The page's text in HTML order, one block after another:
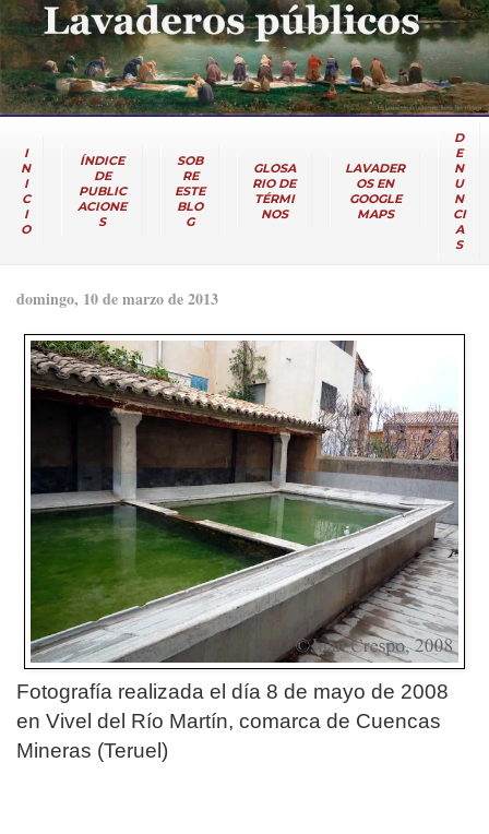
I
N
I
C
I
O
ÍNDICE
DE
PUBLIC
ACIONE
S
SOB
RE
ESTE
BLO
G
GLOSA
RIO DE
TÉRMI
NOS
LAVADER
OS EN
GOOGLE
MAPS
D
E
N
U
N
CI
A
S
domingo, 10 de marzo de 2013
Fotografía realizada el día 8 de mayo de 2008
en Vivel del Río Martín, comarca de Cuencas
Mineras (Teruel)